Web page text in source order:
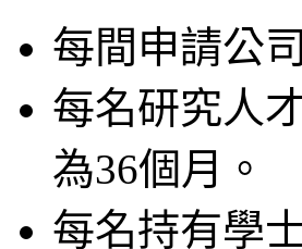
每間申請公
每名研究人
為36個月。
每名持有學